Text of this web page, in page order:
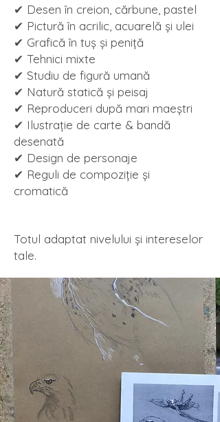
✔ Desen în creion, cărbune, pastel
✔ Pictură în acrilic, acuarelă și ulei
✔ Grafică în tuș și peniță
✔ Tehnici mixte
✔ Studiu de figură umană
✔ Natură statică și peisaj
✔ Reproduceri după mari maeștri
✔ Ilustrație de carte & bandă
desenată
✔ Design de personaje
✔ Reguli de compoziție și
cromatică
Totul adaptat nivelului și intereselor
tale.